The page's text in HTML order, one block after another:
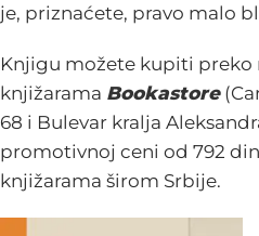
je, priznaćete, pravo malo
Knjigu možete kupiti preko
knjižarama Bookastore
68 i Bulevar kralja
promotivnoj ceni od 792
knjižarama širom Srbije.